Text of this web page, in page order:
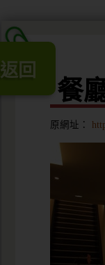
餐
原網址：
返回